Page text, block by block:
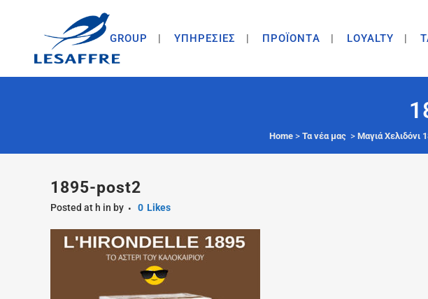
GROUP ΥΠΗΡΕΣΙΕΣ ΠΡΟΪΟΝΤA LOYALTY
Home > Τα νέα μας > Μαγιά Χελιδόνι
1895-post2
Posted at h in by 0 Likes